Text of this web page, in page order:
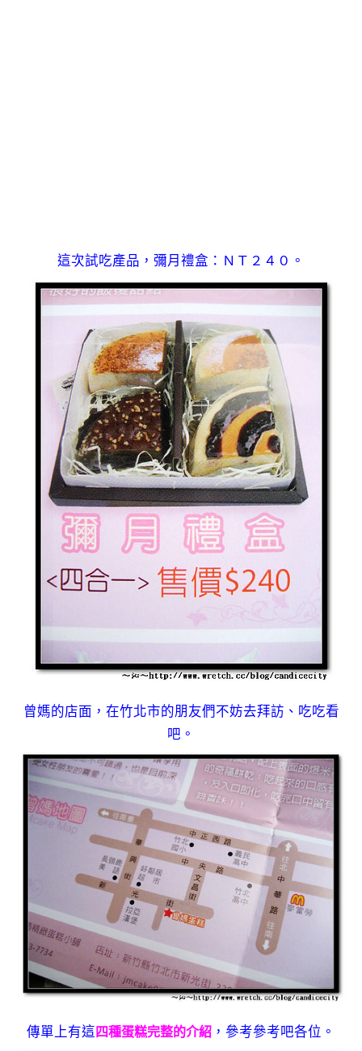
這次試吃產品，彌月禮盒：ＮＴ２４０。
曾媽的店面，在竹北市的朋友們不妨去拜訪、吃吃看
吧。
傳單上有這 四種蛋糕完整的介紹 ，參考參考吧各位。